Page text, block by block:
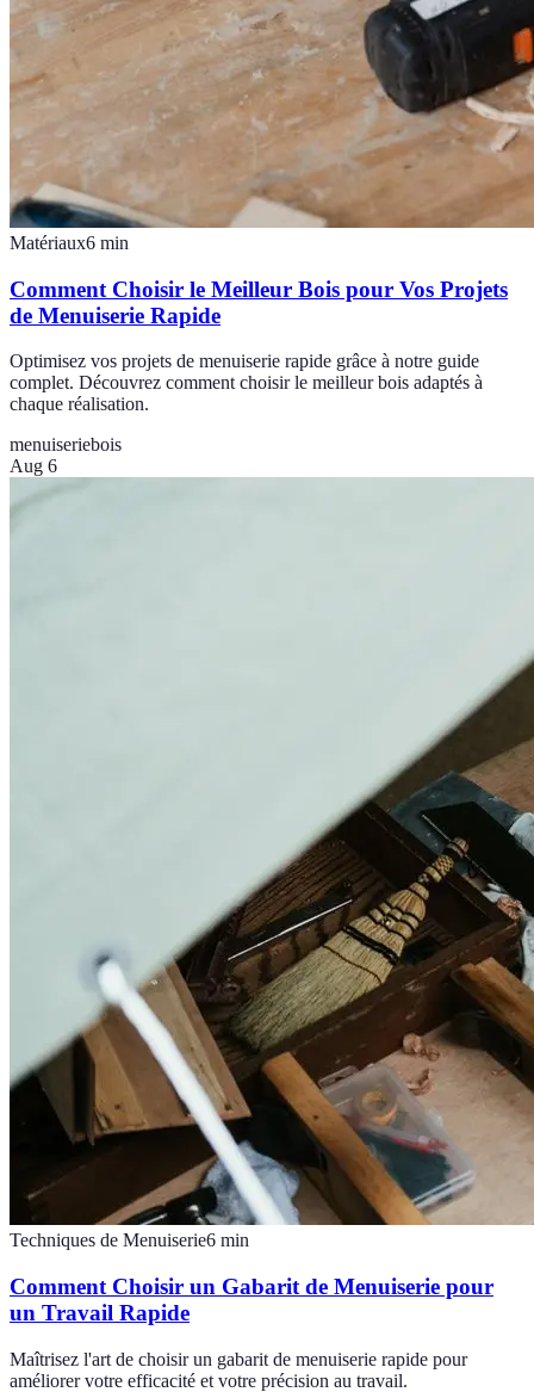
Matériaux6 min
Comment Choisir le Meilleur Bois pour Vos Projets
de Menuiserie Rapide
Optimisez vos projets de menuiserie rapide grâce à notre guide
complet. Découvrez comment choisir le meilleur bois adaptés à
chaque réalisation.
menuiseriebois
Aug 6
Techniques de Menuiserie6 min
Comment Choisir un Gabarit de Menuiserie pour
un Travail Rapide
Maîtrisez l'art de choisir un gabarit de menuiserie rapide pour
améliorer votre efficacité et votre précision au travail.